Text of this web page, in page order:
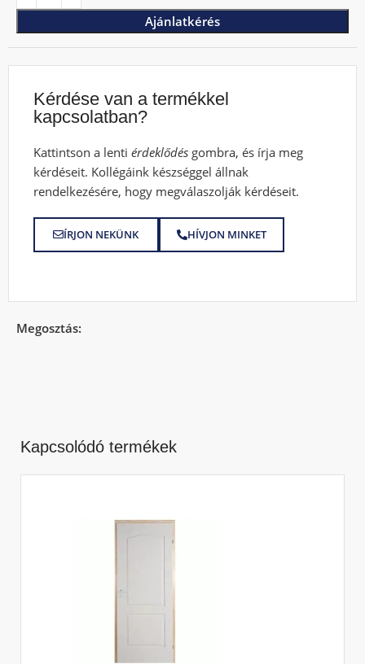
Ajánlatkérés
Kérdése van a termékkel
kapcsolatban?
Kattintson a lentiérdeklődés gombra, és írja meg
kérdéseit. Kollégáink készséggel állnak
rendelkezésére, hogy megválaszolják kérdéseit.
ÍRJON NEKÜNK HÍVJON MINKET
Megosztás:
Kapcsolódó termékek